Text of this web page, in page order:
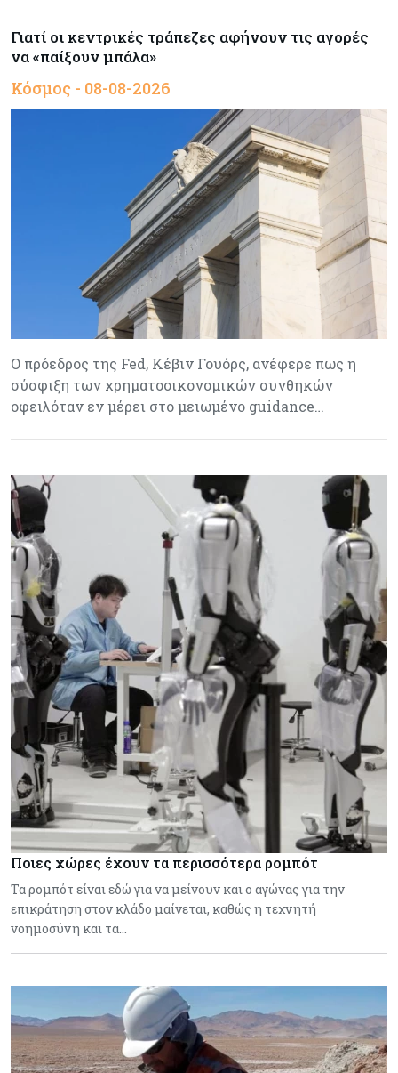
Γιατί οι κεντρικές τράπεζες αφήνουν τις αγορές
να «παίξουν μπάλα»
Κόσμος - 08-08-2026
Ο πρόεδρος της Fed, Κέβιν Γουόρς, ανέφερε πως η
σύσφιξη των χρηματοοικονομικών συνθηκών
οφειλόταν εν μέρει στο μειωμένο guidance…
Ποιες χώρες έχουν τα περισσότερα ρομπότ
Τα ρομπότ είναι εδώ για να μείνουν και ο αγώνας για την
επικράτηση στον κλάδο μαίνεται, καθώς η τεχνητή
νοημοσύνη και τα…